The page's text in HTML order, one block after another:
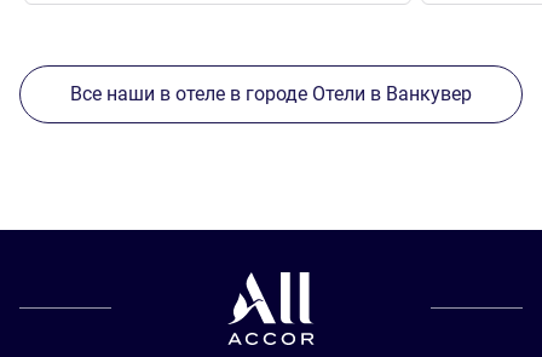
Все наши в отеле в городе Отели в Ванкувер